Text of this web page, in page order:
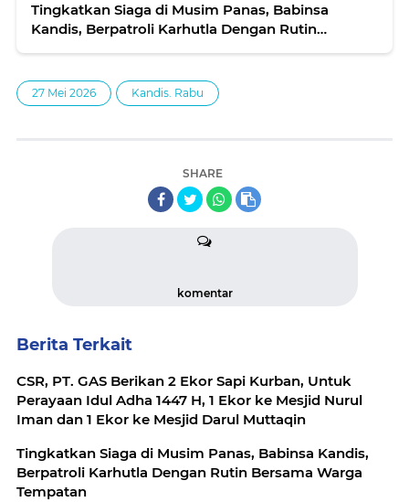
Tingkatkan Siaga di Musim Panas, Babinsa
Kandis, Berpatroli Karhutla Dengan Rutin
27 Mei 2026 Kandis. Rabu
SHARE
komentar
Berita Terkait
CSR, PT. GAS Berikan 2 Ekor Sapi Kurban, Untuk
Perayaan Idul Adha 1447 H, 1 Ekor ke Mesjid Nurul
Iman dan 1 Ekor ke Mesjid Darul Muttaqin
Tingkatkan Siaga di Musim Panas, Babinsa Kandis,
Berpatroli Karhutla Dengan Rutin Bersama Warga
Tempatan